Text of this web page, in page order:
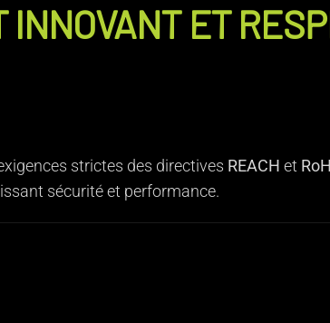
ET
strictes des directives REACH et
sécurité et performance.